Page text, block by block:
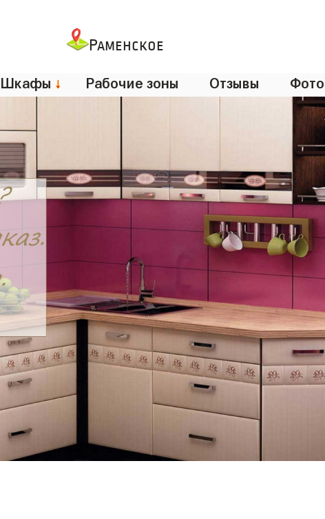
Раменское
Шкафы ↓ Рабочие зоны Отзывы Фото